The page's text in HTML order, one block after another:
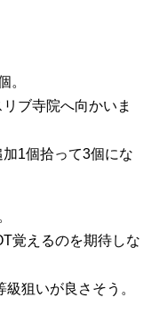
。
ブ寺院へ向かいま
1個拾って3個にな
覚えるのを期待しな
狙いが良さそう。